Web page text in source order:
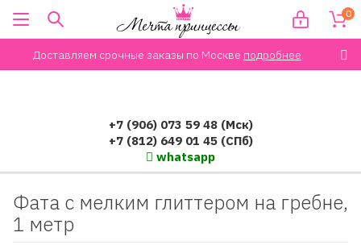
Доставляем срочные заказы по Москве подробнее.
0
+7 (906) 073 59 48 (Мск)
+7 (812) 649 01 45 (СПб)
whatsapp
Фата с мелким глиттером на гребне,
1 метр